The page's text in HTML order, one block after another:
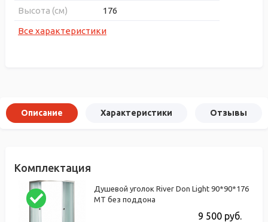
Высота (см)
176
Все характеристики
Описание Характеристики Отзывы
Комплектация
Душевой уголок River Don Light 90*90*176
МТ без поддона
9 500руб.